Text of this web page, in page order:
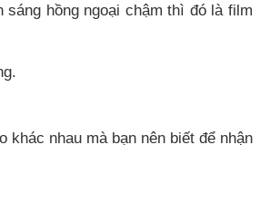
hồng ngoại chậm thì đó là film
nhau mà bạn nên biết để nhận